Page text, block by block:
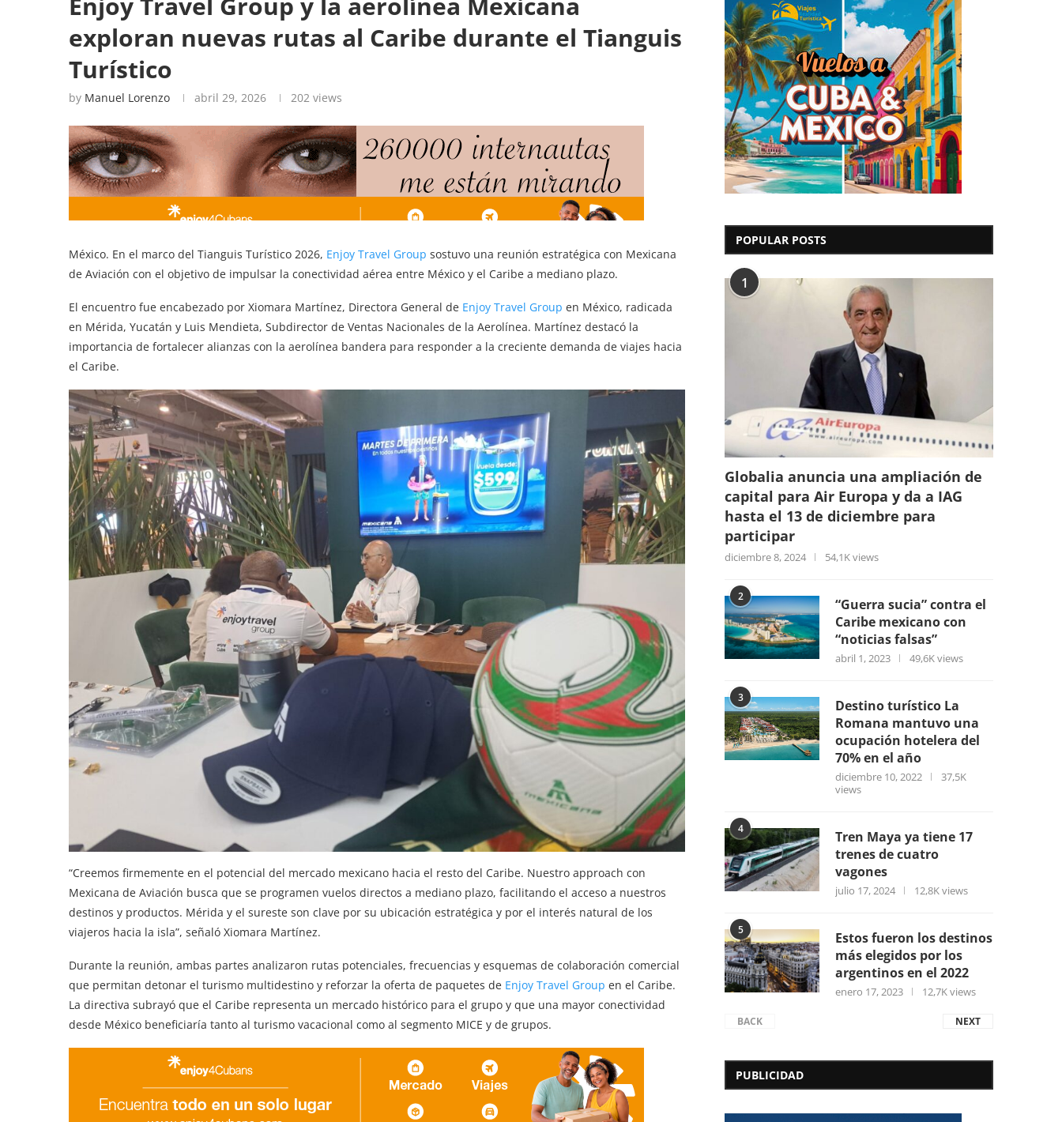
exploran nuevas rutas al Caribe durante el Tianguis
Turístico
by Manuel Lorenzo abril 29, 2026 202 views
México. En el marco del Tianguis Turístico 2026, Enjoy Travel Group sostuvo una reunión estratégica con Mexicana
de Aviación con el objetivo de impulsar la conectividad aérea entre México y el Caribe a mediano plazo.
El encuentro fue encabezado por Xiomara Martínez, Directora General de Enjoy Travel Group en México, radicada
en Mérida, Yucatán y Luis Mendieta, Subdirector de Ventas Nacionales de la Aerolínea. Martínez destacó la
importancia de fortalecer alianzas con la aerolínea bandera para responder a la creciente demanda de viajes hacia
el Caribe.
“Creemos firmemente en el potencial del mercado mexicano hacia el resto del Caribe. Nuestro approach con
Mexicana de Aviación busca que se programen vuelos directos a mediano plazo, facilitando el acceso a nuestros
destinos y productos. Mérida y el sureste son clave por su ubicación estratégica y por el interés natural de los
viajeros hacia la isla”, señaló Xiomara Martínez.
Durante la reunión, ambas partes analizaron rutas potenciales, frecuencias y esquemas de colaboración comercial
que permitan detonar el turismo multidestino y reforzar la oferta de paquetes de Enjoy Travel Group en el Caribe.
La directiva subrayó que el Caribe representa un mercado histórico para el grupo y que una mayor conectividad
desde México beneficiaría tanto al turismo vacacional como al segmento MICE y de grupos.
POPULAR POSTS
1
Globalia anuncia una ampliación de
capital para Air Europa y da a IAG
hasta el 13 de diciembre para
participar
diciembre 8, 2024 54,1K views
2
“Guerra sucia” contra el
Caribe mexicano con
“noticias falsas”
abril 1, 2023 49,6K views
3
Destino turístico La
Romana mantuvo una
ocupación hotelera del
70% en el año
diciembre 10, 2022
37,5K
views
4
Tren Maya ya tiene 17
trenes de cuatro
vagones
julio 17, 2024 12,8K views
5
Estos fueron los destinos
más elegidos por los
argentinos en el 2022
enero 17, 2023 12,7K views
BACK NEXT
PUBLICIDAD